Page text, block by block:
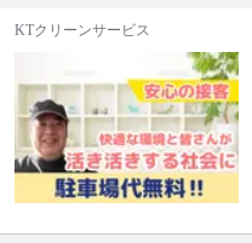
KTクリーンサービス